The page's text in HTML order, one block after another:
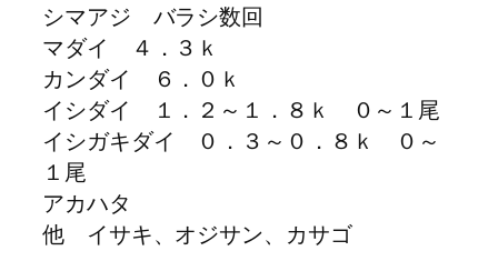
シマアジ バラシ数回
マダイ ４．３ｋ
カンダイ ６．０ｋ
イシダイ １．２～１．８ｋ ０～１尾
イシガキダイ ０．３～０．８ｋ ０～
１尾
アカハタ
他 イサキ、オジサン、カサゴ